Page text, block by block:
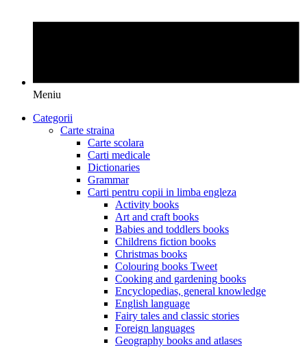
Meniu
Categorii
Carte straina
Carte scolara
Carti medicale
Dictionaries
Grammar
Carti pentru copii in limba engleza
Activity books
Art and craft books
Babies and toddlers books
Childrens fiction books
Christmas books
Colouring books Tweet
Cooking and gardening books
Encyclopedias, general knowledge
English language
Fairy tales and classic stories
Foreign languages
Geography books and atlases